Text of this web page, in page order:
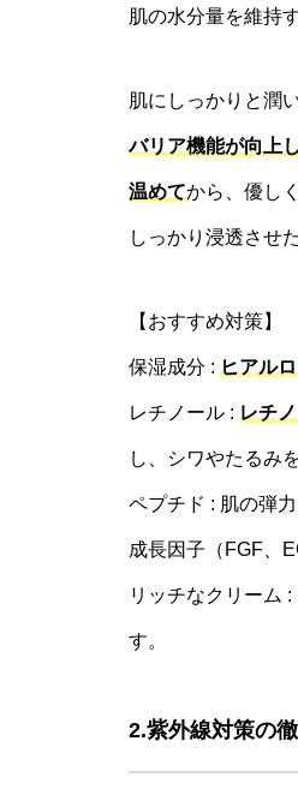
肌の水分量を維持
肌にしっかりと潤
バリア機能が向上
温めてから、優し
しっかり浸透させ
【おすすめ対策】
保湿成分 : ヒアル
レチノール : レチ
し、シワやたるみ
ペプチド : 肌の弾
成長因子（FGF、
リッチなクリーム
す。
2.紫外線対策の